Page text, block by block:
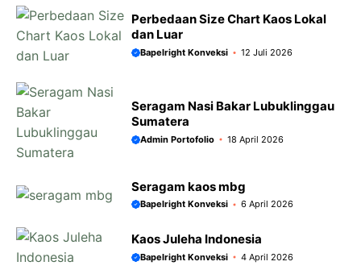
Perbedaan Size Chart Kaos Lokal
dan Luar
Bapelright Konveksi 12 Juli 2026
Seragam Nasi Bakar Lubuklinggau
Sumatera
Admin Portofolio 18 April 2026
Seragam kaos mbg
Bapelright Konveksi 6 April 2026
Kaos Juleha Indonesia
Bapelright Konveksi 4 April 2026